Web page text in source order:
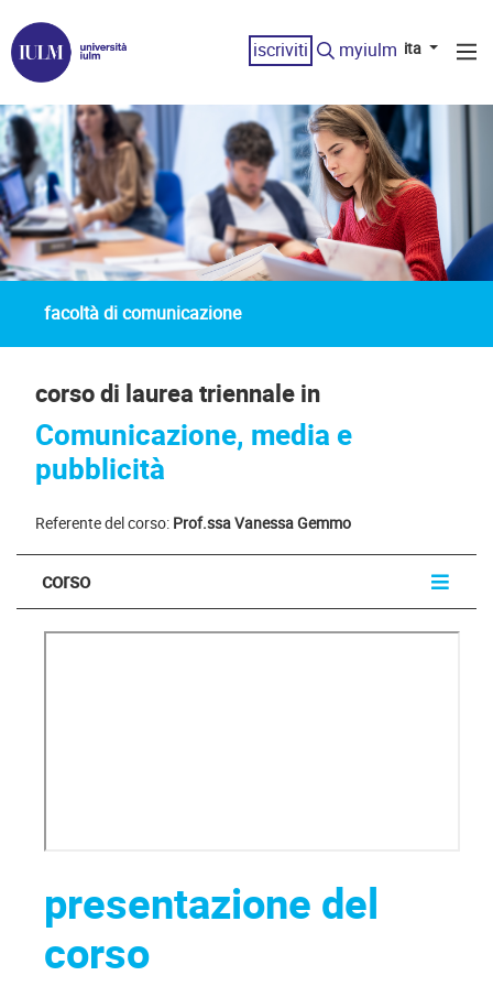
iscriviti myiulm ita
facoltà di comunicazione
corso di laurea triennale in
Comunicazione, media e
pubblicità
Referente del corso: Prof.ssa Vanessa Gemmo
corso
presentazione del
corso